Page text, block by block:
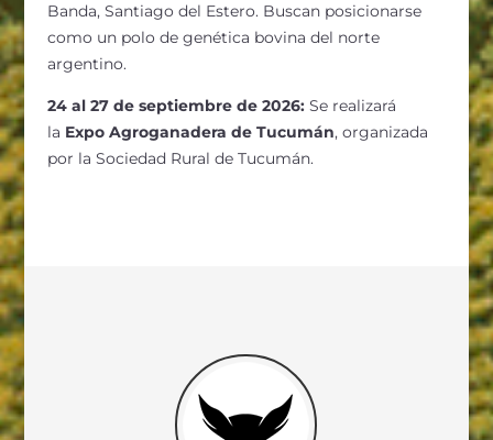
Banda, Santiago del Estero. Buscan posicionarse
como un polo de genética bovina del norte
argentino.
24 al 27 de septiembre de 2026:Se realizará
la Expo Agroganadera de Tucumán, organizada
por la Sociedad Rural de Tucumán.